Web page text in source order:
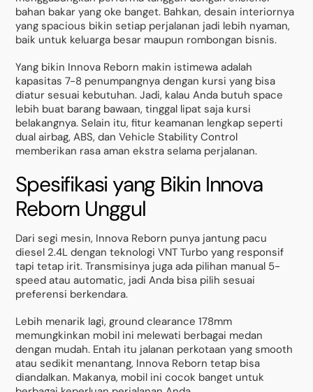
bahan bakar yang oke banget. Bahkan, desain interiornya
yang spacious bikin setiap perjalanan jadi lebih nyaman,
baik untuk keluarga besar maupun rombongan bisnis.
Yang bikin Innova Reborn makin istimewa adalah
kapasitas 7-8 penumpangnya dengan kursi yang bisa
diatur sesuai kebutuhan. Jadi, kalau Anda butuh space
lebih buat barang bawaan, tinggal lipat saja kursi
belakangnya. Selain itu, fitur keamanan lengkap seperti
dual airbag, ABS, dan Vehicle Stability Control
memberikan rasa aman ekstra selama perjalanan.
Spesifikasi yang Bikin Innova
Reborn Unggul
Dari segi mesin, Innova Reborn punya jantung pacu
diesel 2.4L dengan teknologi VNT Turbo yang responsif
tapi tetap irit. Transmisinya juga ada pilihan manual 5-
speed atau automatic, jadi Anda bisa pilih sesuai
preferensi berkendara.
Lebih menarik lagi, ground clearance 178mm
memungkinkan mobil ini melewati berbagai medan
dengan mudah. Entah itu jalanan perkotaan yang smooth
atau sedikit menantang, Innova Reborn tetap bisa
diandalkan. Makanya, mobil ini cocok banget untuk